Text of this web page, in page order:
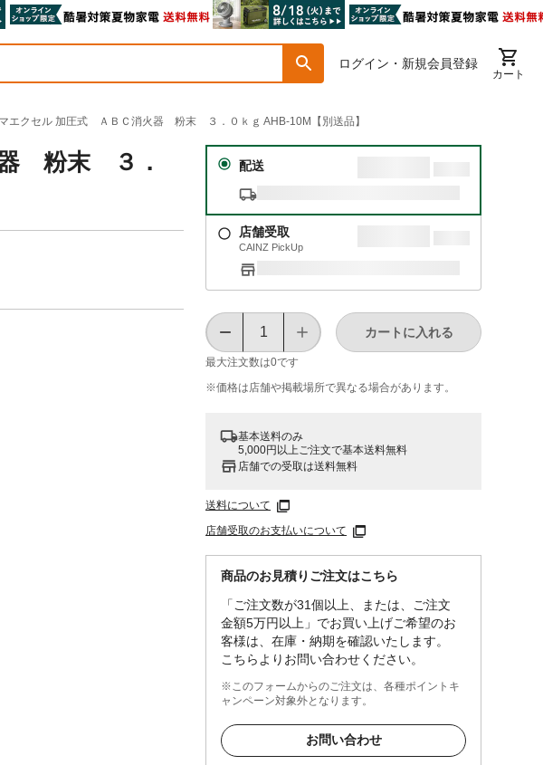
ログイン・新規会員登録
カート
マエクセル 加圧式 ＡＢＣ消火器 粉末 ３．０ｋｇ AHB-10M【別送品】
器 粉末 ３．
配送
店舗受取
CAINZ PickUp
最大注文数は0です
カートに入れる
※価格は​店舗や​掲載場所で​異なる​場合が​あります。
基本送料のみ
5,000円以上ご注文で基本送料無料
店舗での受取は送料無料
送料について
店舗受取のお支払いについて
商品のお見積りご注文はこちら
「ご注文数が31個以上、または、ご注文
金額5万円以上」でお買い上げご希望のお
客様は、在庫・納期を確認いたします。
こちらよりお問い合わせください。
※このフォームからのご注文は、各種ポイントキ
ャンペーン対象外となります。
お問い合わせ